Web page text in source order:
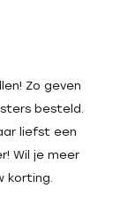
Zo geven
besteld.
liefst een
Wil je meer
korting.